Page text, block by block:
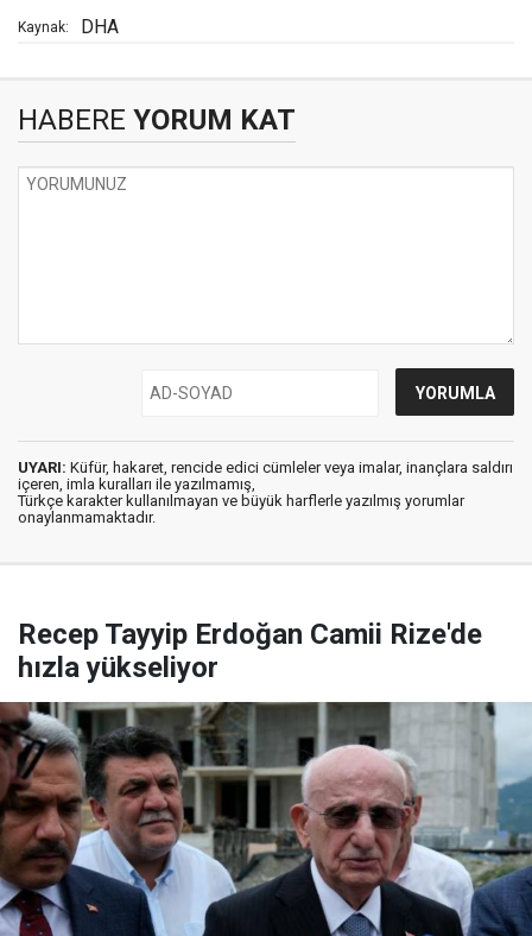
Kaynak: DHA
HABERE YORUM KAT
UYARI: Küfür, hakaret, rencide edici cümleler veya imalar, inançlara saldırı
içeren, imla kuralları ile yazılmamış,
Türkçe karakter kullanılmayan ve büyük harflerle yazılmış yorumlar
onaylanmamaktadır.
Recep Tayyip Erdoğan Camii Rize'de
hızla yükseliyor